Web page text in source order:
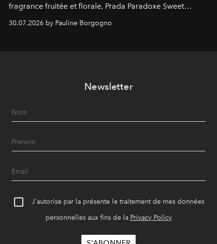
fragrance fruitée et florale, Prada Paradoxe Sweet
Chemistry Eau de Parfum.
30.07.2026 by Pauline Borgogno
Newsletter
J'autorise par la présente le traitement de mes données
personnelles aux fins de la Privacy Policy